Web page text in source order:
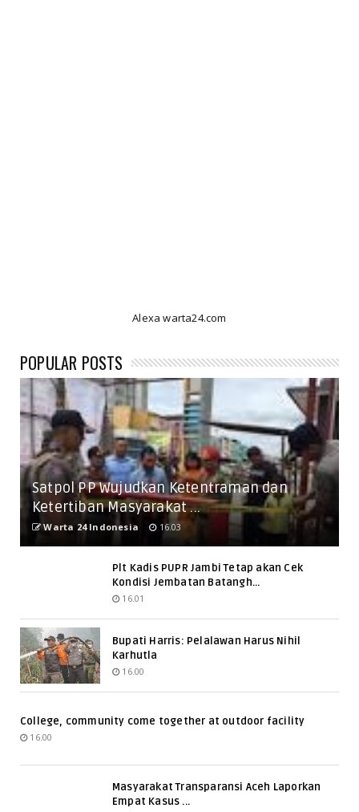
Alexa warta24.com
POPULAR POSTS
Satpol PP Wujudkan Ketentraman dan
Ketertiban Masyarakat ...
Warta 24 Indonesia 16.03
Plt Kadis PUPR Jambi Tetap akan Cek
Kondisi Jembatan Batangh...
16.01
Bupati Harris: Pelalawan Harus Nihil
Karhutla
16.00
College, community come together at outdoor facility
16.00
Masyarakat Transparansi Aceh Laporkan
Empat Kasus ...